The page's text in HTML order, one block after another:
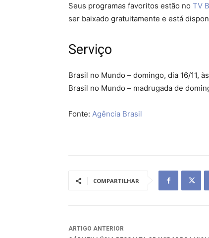
Seus programas favoritos estão no TV
ser baixado gratuitamente e está
Serviço
Brasil no Mundo – domingo, dia 16/11,
Brasil no Mundo – madrugada de
Fonte: Agência Brasil
COMPARTILHAR
ARTIGO ANTERIOR